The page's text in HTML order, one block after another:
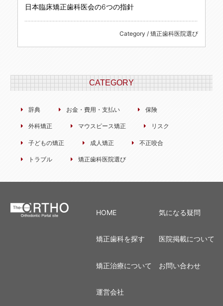
日本臨床矯正歯科医会の6つの指針
Category / 矯正歯科医院選び
CATEGORY
辞典 お金・費用・支払い 保険
外科矯正 マウスピース矯正 リスク
子どもの矯正 成人矯正 不正咬合
トラブル 矯正歯科医院選び
HOME
矯正歯科を探す
矯正治療について
気になる疑問
医院掲載について
お問い合わせ
運営会社